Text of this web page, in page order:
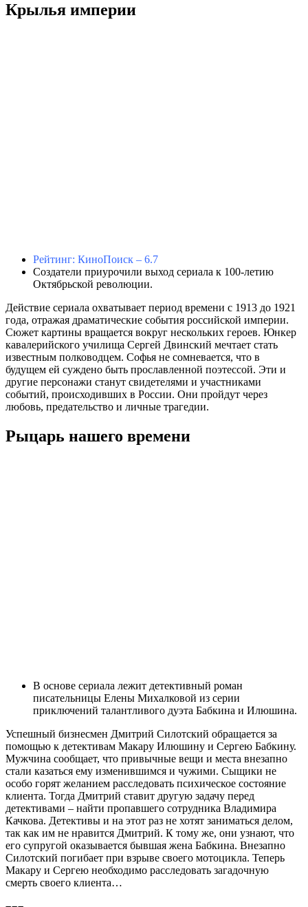
Крылья империи
Рейтинг: КиноПоиск – 6.7
Создатели приурочили выход сериала к 100-летию
Октябрьской революции.
Действие сериала охватывает период времени с 1913 до 1921
года, отражая драматические события российской империи.
Сюжет картины вращается вокруг нескольких героев. Юнкер
кавалерийского училища Сергей Двинский мечтает стать
известным полководцем. Софья не сомневается, что в
будущем ей суждено быть прославленной поэтессой. Эти и
другие персонажи станут свидетелями и участниками
событий, происходивших в России. Они пройдут через
любовь, предательство и личные трагедии.
Рыцарь нашего времени
В основе сериала лежит детективный роман
писательницы Елены Михалковой из серии
приключений талантливого дуэта Бабкина и Илюшина.
Успешный бизнесмен Дмитрий Силотский обращается за
помощью к детективам Макару Илюшину и Сергею Бабкину.
Мужчина сообщает, что привычные вещи и места внезапно
стали казаться ему изменившимся и чужими. Сыщики не
особо горят желанием расследовать психическое состояние
клиента. Тогда Дмитрий ставит другую задачу перед
детективами – найти пропавшего сотрудника Владимира
Качкова. Детективы и на этот раз не хотят заниматься делом,
так как им не нравится Дмитрий. К тому же, они узнают, что
его супругой оказывается бывшая жена Бабкина. Внезапно
Силотский погибает при взрыве своего мотоцикла. Теперь
Макару и Сергею необходимо расследовать загадочную
смерть своего клиента…